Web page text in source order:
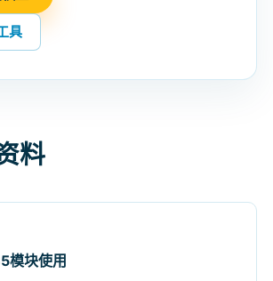
具
料
模块使用